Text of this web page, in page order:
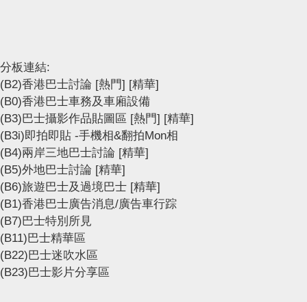
分板連結:
(B2)香港巴士討論 [熱門] [精華]
(B0)香港巴士車務及車廂設備
(B3)巴士攝影作品貼圖區 [熱門] [精華]
(B3i)即拍即貼 -手機相&翻拍Mon相
(B4)兩岸三地巴士討論 [精華]
(B5)外地巴士討論 [精華]
(B6)旅遊巴士及過境巴士 [精華]
(B1)香港巴士廣告消息/廣告車行踪
(B7)巴士特別所見
(B11)巴士精華區
(B22)巴士迷吹水區
(B23)巴士影片分享區